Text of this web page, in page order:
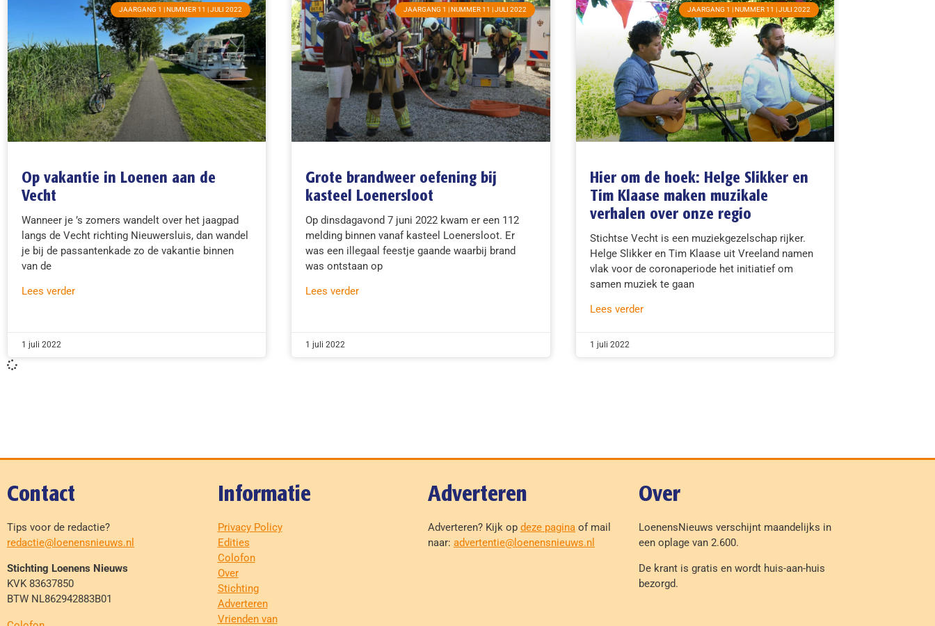
JAARGANG 1 | NUMMER 11 | JULI 2022
Op vakantie in Loenen aan de
Vecht
Wanneer je ’s zomers wandelt over het jaagpad
langs de Vecht richting Nieuwersluis, dan wandel
je bij de passantenkade zo de vakantie binnen
van de
Lees verder
1 juli 2022
JAARGANG 1 | NUMMER 11 | JULI 2022
Grote brandweer oefening bij
kasteel Loenersloot
Op dinsdagavond 7 juni 2022 kwam er een 112
melding binnen vanaf kasteel Loenersloot. Er
was een illegaal feestje gaande waarbij brand
was ontstaan op
Lees verder
1 juli 2022
JAARGANG 1 | NUMMER 11 | JULI 2022
Hier om de hoek: Helge Slikker en
Tim Klaase maken muzikale
verhalen over onze regio
Stichtse Vecht is een muziekgezelschap rijker.
Helge Slikker en Tim Klaase uit Vreeland namen
vlak voor de coronaperiode het initiatief om
samen muziek te gaan
Lees verder
1 juli 2022
Contact
Tips voor de redactie?
redactie@loenensnieuws.nl
Stichting Loenens Nieuws
KVK 83637850
BTW NL862942883B01
Informatie
Privacy Policy
Edities
Colofon
Over
Stichting
Adverteren
Vrienden van
Adverteren
Adverteren? Kijk op deze pagina of mail
naar: advertentie@loenensnieuws.nl
Over
LoenensNieuws verschijnt maandelijks in
een oplage van 2.600.
De krant is gratis en wordt huis-aan-huis
bezorgd.